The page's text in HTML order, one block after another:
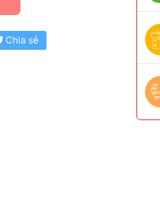
Chia sẻ